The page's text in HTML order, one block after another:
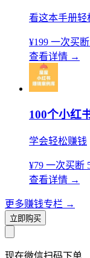
看这本手册轻
¥199 一次买断
查看详情 →
100个小红
学会轻松赚钱
¥79 一次买断
查看详情 →
更多赚钱专栏 →
立即购买
现在微信扫码下单